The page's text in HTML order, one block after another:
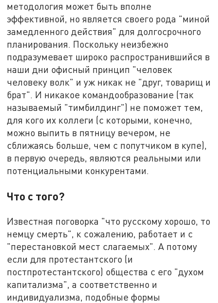
методология может быть вполне
эффективной, но является своего рода "миной
замедленного действия" для долгосрочного
планирования. Поскольку неизбежно
подразумевает широко распространившийся в
наши дни офисный принцип "человек
человеку волк" и уж никак не "друг, товарищ и
брат". И никакое командообразование (так
называемый "тимбилдинг") не поможет тем,
для кого их коллеги (с которыми, конечно,
можно выпить в пятницу вечером, не
сближаясь больше, чем с попутчиком в купе),
в первую очередь, являются реальными или
потенциальными конкурентами.
Что с того?
Известная поговорка "что русскому хорошо, то
немцу смерть", к сожалению, работает и с
"перестановкой мест слагаемых". А потому
если для протестантского (и
постпротестантского) общества с его "духом
капитализма", а соответственно и
индивидуализма, подобные формы